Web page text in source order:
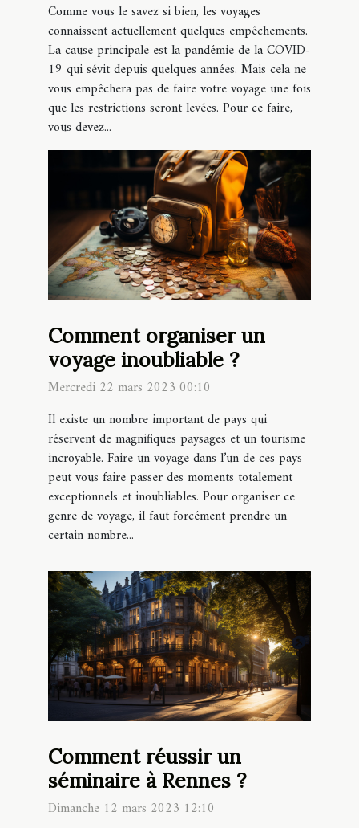
Comme vous le savez si bien, les voyages
connaissent actuellement quelques empêchements.
La cause principale est la pandémie de la COVID-
19 qui sévit depuis quelques années. Mais cela ne
vous empêchera pas de faire votre voyage une fois
que les restrictions seront levées. Pour ce faire,
vous devez...
Comment organiser un
voyage inoubliable ?
Mercredi 22 mars 2023 00:10
Il existe un nombre important de pays qui
réservent de magnifiques paysages et un tourisme
incroyable. Faire un voyage dans l’un de ces pays
peut vous faire passer des moments totalement
exceptionnels et inoubliables. Pour organiser ce
genre de voyage, il faut forcément prendre un
certain nombre...
Comment réussir un
séminaire à Rennes ?
Dimanche 12 mars 2023 12:10